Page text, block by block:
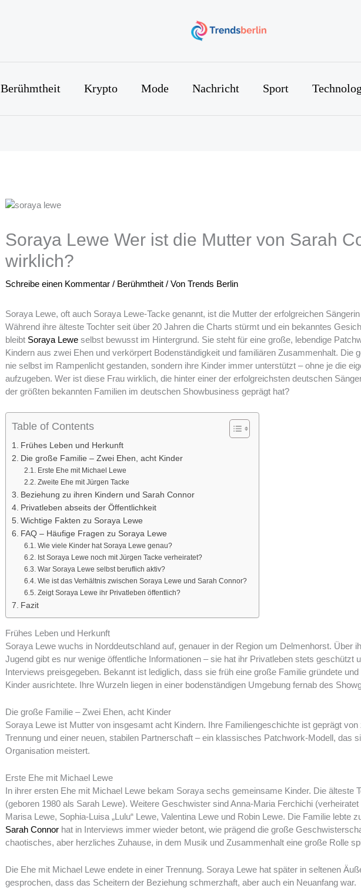
Berühmtheit Krypto Mode Nachricht Sport
Soraya Lewe Wer ist die Mutter von Sarah
wirklich?
Schreibe einen Kommentar / Berühmtheit / VonTrends Berlin
Soraya Lewe, oft auch Soraya Lewe-Tacke genannt, ist die Mutter der erfolgreichen
Während ihre älteste Tochter seit über 20 Jahren die Charts stürmt und ein bekanntes
bleibt Soraya Lewe selbst bewusst im Hintergrund. Sie steht für eine große, lebendige
Kindern aus zwei Ehen und verkörpert Bodenständigkeit und familiären Zusammenhalt. Die
nie selbst im Rampenlicht gestanden, sondern ihre Kinder immer unterstützt – ohne je die
aufzugeben. Wer ist diese Frau wirklich, die hinter einer der erfolgreichsten deutschen
der größten bekannten Familien im deutschen Showbusiness geprägt hat?
Table of Contents
Frühes Leben und Herkunft
Die große Familie – Zwei Ehen, acht Kinder
Erste Ehe mit Michael Lewe
Zweite Ehe mit Jürgen Tacke
Beziehung zu ihren Kindern und Sarah Connor
Privatleben abseits der Öffentlichkeit
Wichtige Fakten zu Soraya Lewe
FAQ – Häufige Fragen zu Soraya Lewe
Wie viele Kinder hat Soraya Lewe genau?
Ist Soraya Lewe noch mit Jürgen Tacke verheiratet?
War Soraya Lewe selbst beruflich aktiv?
Wie ist das Verhältnis zwischen Soraya Lewe und Sarah Connor?
Zeigt Soraya Lewe ihr Privatleben öffentlich?
Fazit
Frühes Leben und Herkunft
Soraya Lewe wuchs in Norddeutschland auf, genauer in der Region um Delmenhorst. Über
Jugend gibt es nur wenige öffentliche Informationen – sie hat ihr Privatleben stets geschützt
Interviews preisgegeben. Bekannt ist lediglich, dass sie früh eine große Familie gründete
Kinder ausrichtete. Ihre Wurzeln liegen in einer bodenständigen Umgebung fernab des
Die große Familie – Zwei Ehen, acht Kinder
Soraya Lewe ist Mutter von insgesamt acht Kindern. Ihre Familiengeschichte ist geprägt von
Trennung und einer neuen, stabilen Partnerschaft – ein klassisches Patchwork-Modell, das
Organisation meistert.
Erste Ehe mit Michael Lewe
In ihrer ersten Ehe mit Michael Lewe bekam Soraya sechs gemeinsame Kinder. Die älteste
(geboren 1980 als Sarah Lewe). Weitere Geschwister sind Anna-Maria Ferchichi
Marisa Lewe, Sophia-Luisa „Lulu“ Lewe, Valentina Lewe und Robin Lewe. Die Familie lebte
Sarah Connor hat in Interviews immer wieder betont, wie prägend die große
chaotisches, aber herzliches Zuhause, in dem Musik und Zusammenhalt eine große Rolle
Die Ehe mit Michael Lewe endete in einer Trennung. Soraya Lewe hat später in seltenen
gesprochen, dass das Scheitern der Beziehung schmerzhaft, aber auch ein Neuanfang war.